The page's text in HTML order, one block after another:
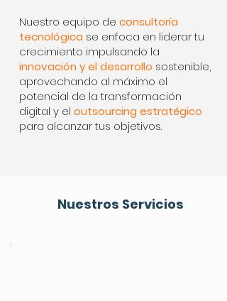
Nuestro equipo de consultoría
tecnológica se enfoca en liderar tu
crecimiento impulsando la
innovación y el desarrollo sostenible,
aprovechando al máximo el
potencial de la transformación
digital y el outsourcing estratégico
para alcanzar tus objetivos.
Nuestros Servicios